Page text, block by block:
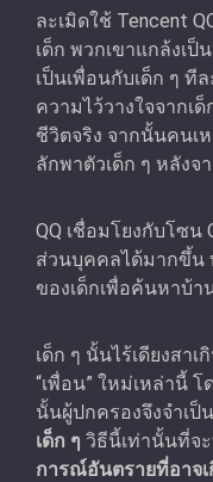
ละเมิดใช้ Tencent
เด็ก พวกเขาแกล้งเป็
เป็นเพื่อนกับเด็ก ๆ ที
ความไว้วางใจจากเ
ชีวิตจริง จากนั้นคนเ
ลักพาตัวเด็ก ๆ หลังจ
QQ เชื่อมโยงกับโซ
ส่วนบุคคลได้มากขึ้น
ของเด็กเพื่อค้นหาบ้า
เด็ก ๆ นั้นไร้เดียงสา
“เพื่อน” ใหม่เหล่านี้
นั้นผู้ปกครองจึงจำเป็
เด็ก ๆ วิธีนี้เท่านั้นที่จ
การณ์อันตรายที่อาจ